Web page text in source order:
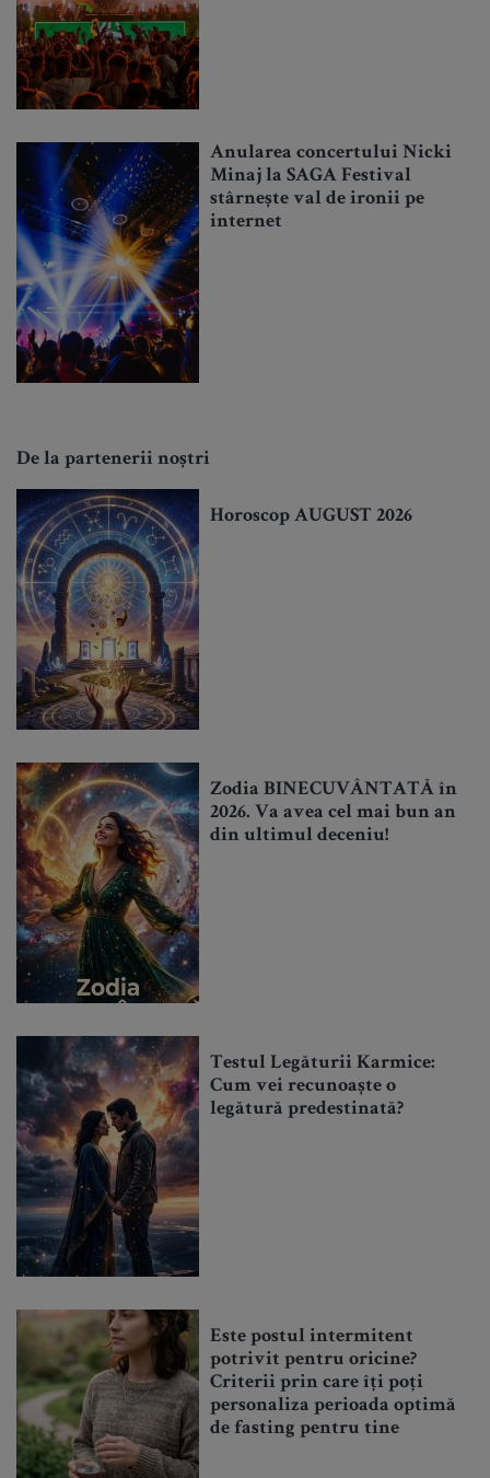
Anularea concertului Nicki
Minaj la SAGA Festival
stârnește val de ironii pe
internet
De la partenerii noștri
Horoscop AUGUST 2026
Zodia BINECUVÂNTATĂ în
2026. Va avea cel mai bun an
din ultimul deceniu!
Testul Legăturii Karmice:
Cum vei recunoaște o
legătură predestinată?
Este postul intermitent
potrivit pentru oricine?
Criterii prin care îți poți
personaliza perioada optimă
de fasting pentru tine